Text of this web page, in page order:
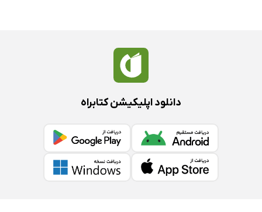
دانلود اپلیکیشن کتابراه